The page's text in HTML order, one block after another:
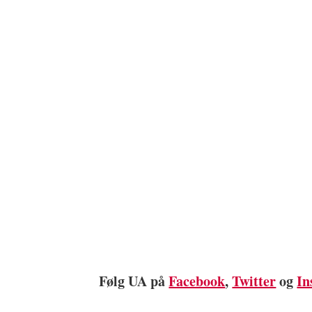
Følg UA påFacebook,Twitterog